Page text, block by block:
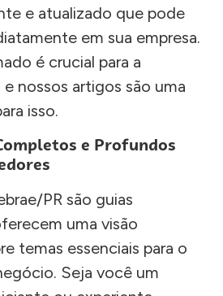
e atualizado que pode
em sua empresa.
é crucial para a
nossos artigos são uma
isso.
e Profundos
PR são guias
uma visão
temas essenciais para o
Seja você um